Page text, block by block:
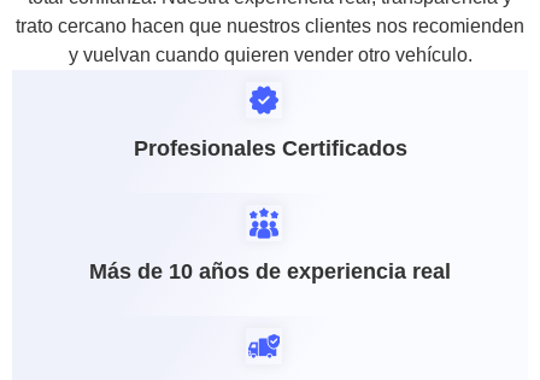
trato cercano hacen que nuestros clientes nos recomienden
y vuelvan cuando quieren vender otro vehículo.
Profesionales Certificados
Más de 10 años de experiencia real